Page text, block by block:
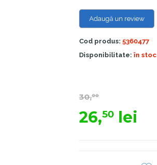
Adaugă un review
Cod produs:5360477
Disponibilitate: în stoc
30,00
26,50 lei